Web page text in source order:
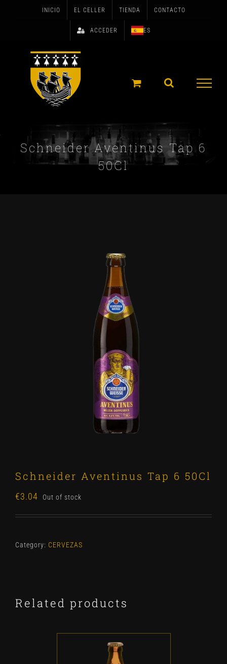
INICIO EL CELLER TIENDA CONTACTO
ACCEDER ES
Schneider Aventinus Tap 6
50Cl
Schneider Aventinus Tap 6 50Cl
€3.04 Out of stock
Category: CERVEZAS
Related products